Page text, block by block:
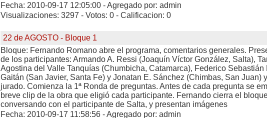
Fecha: 2010-09-17 12:05:00 - Agregado por: admin
Visualizaciones: 3297 - Votos: 0 - Calificacion: 0
22 de AGOSTO - Bloque 1
Bloque: Fernando Romano abre el programa, comentarios generales.
de los participantes: Armando A. Ressi (Joaquín Víctor González, Salta),
Agostina del Valle Tanquías (Chumbicha, Catamarca), Federico Sebastián
Gaitán (San Javier, Santa Fe) y Jonatan E. Sánchez (Chimbas, San Juan)
jurado. Comienza la 1ª Ronda de preguntas. Antes de cada pregunta se
breve clip de la obra que eligió cada participante. Fernando cierra el
conversando con el participante de Salta, y presentan imágenes
Fecha: 2010-09-17 11:58:56 - Agregado por: admin